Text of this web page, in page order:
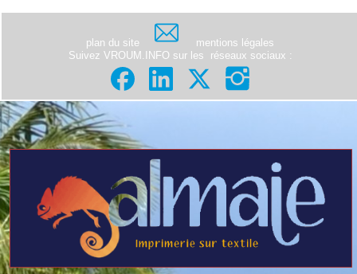
plan du site
mentions légales
Suivez VROUM.INFO sur les
réseaux sociaux :